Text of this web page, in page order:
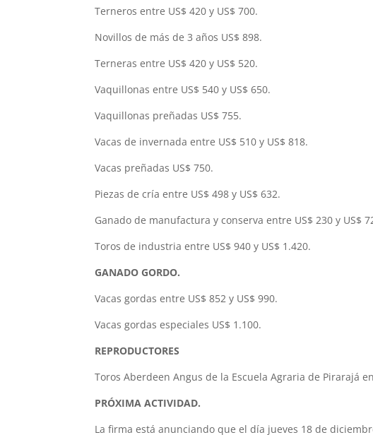
Terneros entre US$ 420 y US$ 700.
Novillos de más de 3 años US$ 898.
Terneras entre US$ 420 y US$ 520.
Vaquillonas entre US$ 540 y US$ 650.
Vaquillonas preñadas US$ 755.
Vacas de invernada entre US$ 510 y US$ 818.
Vacas preñadas US$ 750.
Piezas de cría entre US$ 498 y US$ 632.
Ganado de manufactura y conserva entre US$ 230 y US$
Toros de industria entre US$ 940 y US$ 1.420.
GANADO GORDO.
Vacas gordas entre US$ 852 y US$ 990.
Vacas gordas especiales US$ 1.100.
REPRODUCTORES
Toros Aberdeen Angus de la Escuela Agraria de Pirarajá
PRÓXIMA ACTIVIDAD.
La firma está anunciando que el día jueves 18 de